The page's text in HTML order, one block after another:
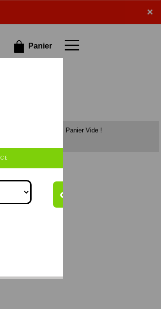
×
Panier
×
Panier Vide !